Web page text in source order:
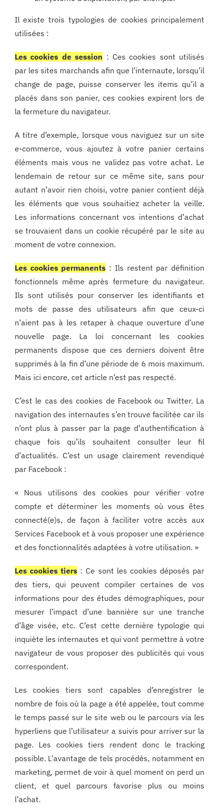
Il existe trois typologies de cookies principalement
utilisées :
Les cookies de session : Ces cookies sont utilisés
par les sites marchands afin que l’internaute, lorsqu’il
change de page, puisse conserver les items qu’il a
placés dans son panier, ces cookies expirent lors de
la fermeture du navigateur.
A titre d’exemple, lorsque vous naviguez sur un site
e-commerce, vous ajoutez à votre panier certains
éléments mais vous ne validez pas votre achat. Le
lendemain de retour sur ce même site, sans pour
autant n’avoir rien choisi, votre panier contient déjà
les éléments que vous souhaitiez acheter la veille.
Les informations concernant vos intentions d’achat
se trouvaient dans un cookie récupéré par le site au
moment de votre connexion.
Les cookies permanents : Ils restent par définition
fonctionnels même après fermeture du navigateur.
Ils sont utilisés pour conserver les identifiants et
mots de passe des utilisateurs afin que ceux-ci
n’aient pas à les retaper à chaque ouverture d’une
nouvelle page. La loi concernant les cookies
permanents dispose que ces derniers doivent être
supprimés à la fin d’une période de 6 mois maximum.
Mais ici encore, cet article n’est pas respecté.
C’est le cas des cookies de Facebook ou Twitter. La
navigation des internautes s’en trouve facilitée car ils
n’ont plus à passer par la page d’authentification à
chaque fois qu’ils souhaitent consulter leur fil
d’actualités. C’est un usage clairement revendiqué
par Facebook :
« Nous utilisons des cookies pour vérifier votre
compte et déterminer les moments où vous êtes
connecté(e)s, de façon à faciliter votre accès aux
Services Facebook et à vous proposer une expérience
et des fonctionnalités adaptées à votre utilisation. »
Les cookies tiers : Ce sont les cookies déposés par
des tiers, qui peuvent compiler certaines de vos
informations pour des études démographiques, pour
mesurer l’impact d’une bannière sur une tranche
d’âge visée, etc. C’est cette dernière typologie qui
inquiète les internautes et qui vont permettre à votre
navigateur de vous proposer des publicités qui vous
correspondent.
Les cookies tiers sont capables d’enregistrer le
nombre de fois où la page a été appelée, tout comme
le temps passé sur le site web ou le parcours via les
hyperliens que l’utilisateur a suivis pour arriver sur la
page. Les cookies tiers rendent donc le tracking
possible. L’avantage de tels procédés, notamment en
marketing, permet de voir à quel moment on perd un
client, et quel parcours favorise plus ou moins
l’achat.